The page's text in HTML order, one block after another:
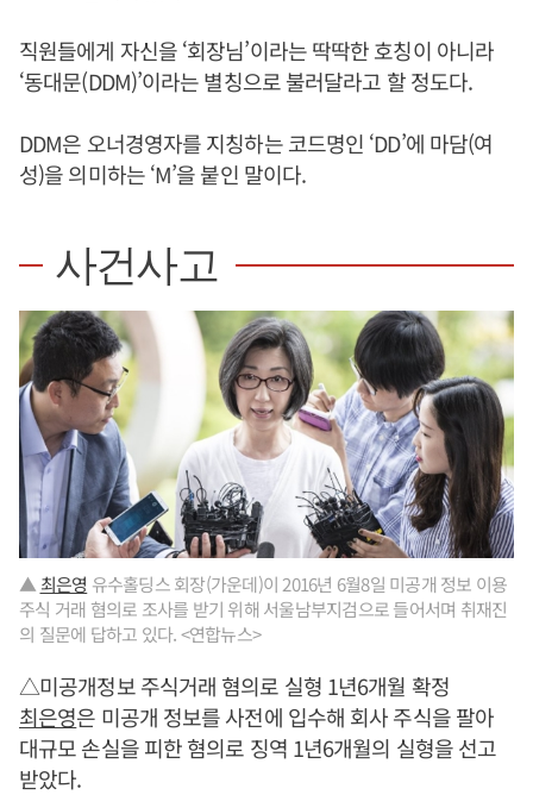
직원들에게 자신을 ‘회장님’이라는 딱딱한 호칭이 아니라
‘동대문(DDM)’이라는 별칭으로 불러달라고 할 정도다.
DDM은 오너경영자를 지칭하는 코드명인 ‘DD’에 마담(여
성)을 의미하는 ‘M’을 붙인 말이다.
사건사고
▲ 최은영 유수홀딩스 회장(가운데)이 2016년 6월8일 미공개 정보 이용
주식 거래 혐의로 조사를 받기 위해 서울남부지검으로 들어서며 취재진
의 질문에 답하고 있다. <연합뉴스>
△미공개정보 주식거래 혐의로 실형 1년6개월 확정
최은영은 미공개 정보를 사전에 입수해 회사 주식을 팔아
대규모 손실을 피한 혐의로 징역 1년6개월의 실형을 선고
받았다.